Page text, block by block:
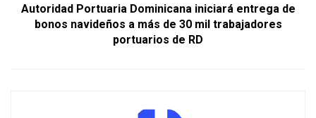
Autoridad Portuaria Dominicana iniciará entrega de
bonos navideños a más de 30 mil trabajadores
portuarios de RD